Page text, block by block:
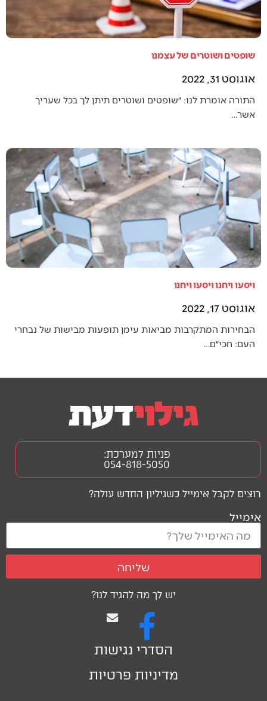
שופטים ושוטרים של עצמנו
אוגוסט 31, 2022
התורה אומרת לנו: ״שופטים ושוטרים תיתן לך בכל שעריך
אשר…
ויסעו ויחנו ויסעו ויחנו
אוגוסט 17, 2022
הבחירות המתקרבות מביאות עימן תופעות מבישות של נבחרי
העם: חכי״ם…
יש לך מה להגיד לנו?
הסדרי נגישות
מדיניות פרטיות
רוצים לקבל אימייל כשגיליון החדש עולה?
אימייל
שליחה
פניות למערכת:
054-818-5050